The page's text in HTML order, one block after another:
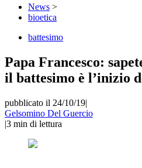
News >
bioetica
battesimo
Papa Francesco:
il battesimo è l’inizio
pubblicato il 24/10/19|
Gelsomino Del Guercio
|3 min di lettura